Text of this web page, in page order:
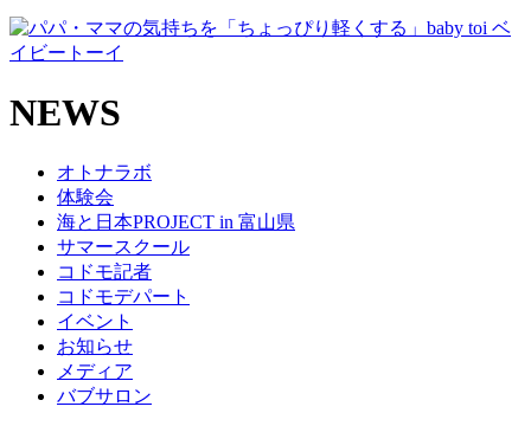
NEWS
オトナラボ
体験会
海と日本PROJECT in 富山県
サマースクール
コドモ記者
コドモデパート
イベント
お知らせ
メディア
バブサロン